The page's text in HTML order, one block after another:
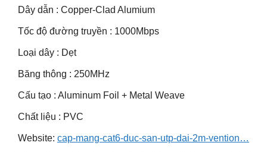
Dây dẫn : Copper-Clad Alumium
Tốc độ đường truyền : 1000Mbps
Loại dây : Dẹt
Băng thông : 250MHz
Cấu tạo : Aluminum Foil + Metal Weave
Chất liệu : PVC
Website: cap-mang-cat6-duc-san-utp-dai-2m-vention…